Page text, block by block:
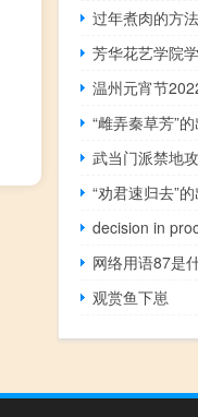
过年煮肉的方法
芳华花艺学院
温州元宵节
“雌弄秦草芳”
武当门派禁地
“劝君速归去”
观赏鱼下崽